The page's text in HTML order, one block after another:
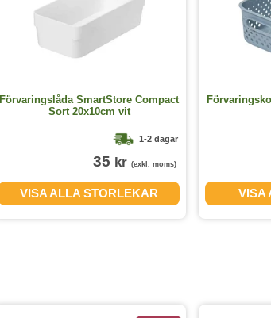
Förvaringslåda SmartStore Compact
Sort 20x10cm vit
1-2 dagar
35 kr (exkl. moms)
VISA ALLA STORLEKAR VISA